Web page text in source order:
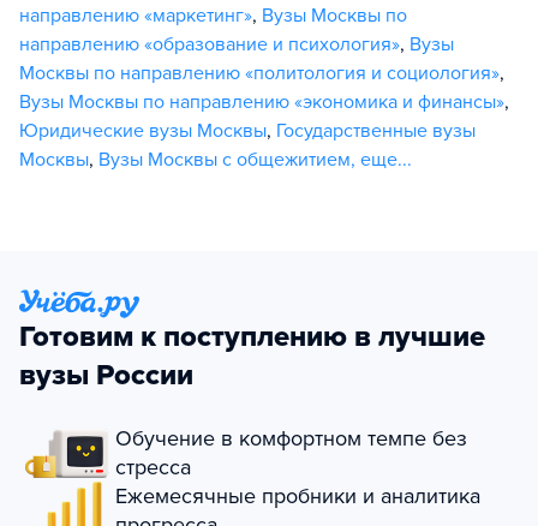
направлению «маркетинг», Вузы Москвы по
направлению «образование и психология», Вузы
Москвы по направлению «политология и социология»,
Вузы Москвы по направлению «экономика и финансы»,
Юридические вузы Москвы, Государственные вузы
Москвы, Вузы Москвы с общежитием, еще...
Готовим к поступлению в лучшие
вузы России
Обучение в комфортном темпе без
стресса
Ежемесячные пробники и аналитика